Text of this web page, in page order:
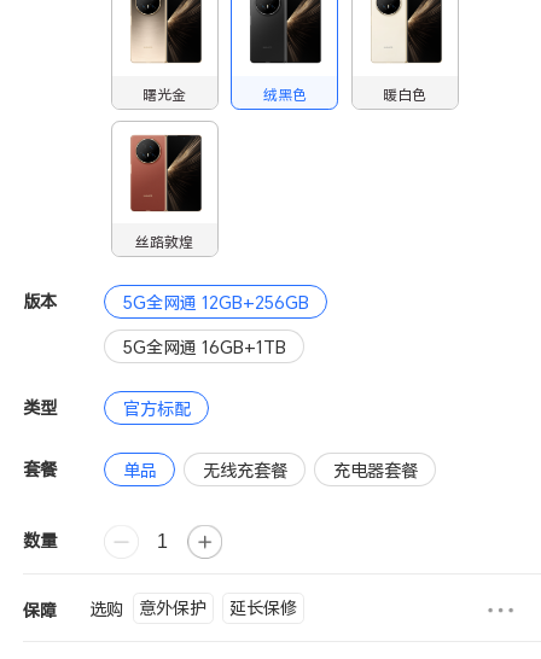
曙光金 绒黑色 暖白色
丝路敦煌
版本 5G全网通 12GB+256GB
5G全网通 16GB+1TB
类型 官方标配
套餐 单品 无线充套餐 充电器套餐
数量
保障 选购 意外保护 延长保修